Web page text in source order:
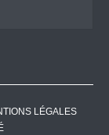
LÉGALES